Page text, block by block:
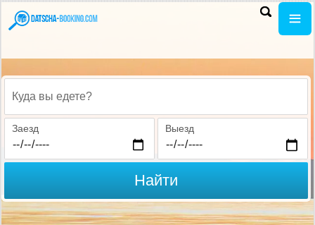
Куда вы едете?
Заезд Выезд
Найти